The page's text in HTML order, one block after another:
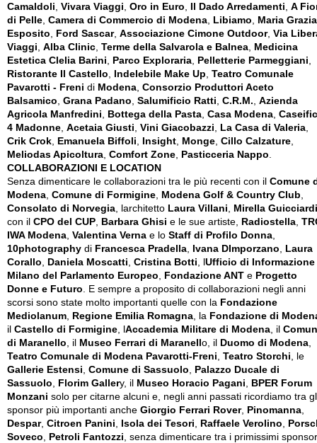
Camaldoli Vivara Viaggi Oro in Euro Il Dado Arredamenti A
di Pelle Camera di Commercio di Modena Libiamo
Maria Grazia
Esposito
Ford Sascar, Associazione Cimone Outdoor, Via
Viaggi Alba Clinic Terme della Salvarola e Balnea
Medicina
Estetica Clelia Barini
Parco Exploraria Pelletterie Parmeggiani
Ristorante Il Castello
Indelebile Make Up Teatro Comunale
Pavarotti - Freni di Modena Consorzio Produttori Aceto
Balsamico Grana Padano Salumificio Ratti C.R.M. Azienda
Agricola Manfredini
Bottega della Pasta Casa Modena
4 Madonne Acetaia Giusti Vini Giacobazzi La Casa di Valeria
Crik Crok
Emanuela Biffoli Insight Monge Cillo Calzature
Meliodas Apicoltura Comfort Zone Pasticceria Nappo
COLLABORAZIONI E LOCATION
Senza dimenticare le collaborazioni tra le più recenti con il Comune
Modena Comune di Formigine Modena Golf & Country Club
Consolato di Norvegia , larchitetto Laura Villani
Mirella Guicciardi
con il CPO del CUP Barbara Ghisi e le sue artiste, Radiostella
IWA Modena Valentina Verna e lo Staff di Profilo Donna
10photography di Francesca Pradella Ivana DImporzano
Laura
Corallo
Daniela Moscatti Cristina Botti
Ufficio di Informazione
Milano del Parlamento Europeo
Fondazione ANT e Progetto
Donne e Futuro . E sempre a proposito di collaborazioni negli anni
scorsi sono state molto importanti quelle con la Fondazione
Mediolanum
Regione Emilia Romagna , la Fondazione di
il Castello di Formigine Accademia Militare di Modena , il
di Maranello , il Museo Ferrari di Maranell o, il Duomo di Modena
Teatro Comunale di Modena Pavarotti-Freni Teatro Storchi , le
Gallerie Estensi Comune di Sassuolo
Palazzo Ducale di
Sassuolo
Florim Gallery, il Museo Horacio Pagani
BPER Forum
Monzani solo per citarne alcuni e, negli anni passati ricordiamo tra
sponsor più importanti anche Giorgio Ferrari Rover, Pinomanna
Despar, Citroen Panini Isola dei Tesori Raffaele Verolino
Soveco
Petroli Fantozzi , senza dimenticare tra i primissimi